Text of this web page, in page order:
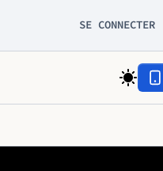
SE CONNECTER